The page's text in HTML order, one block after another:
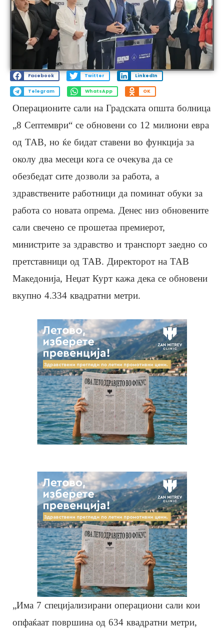
Facebook Twitter LinkedIn
Telegram WhatsApp OK
Операционите сали на Градската општа болница
„8 Септември“ се обновени со 12 милиони евра
од ТАВ, но ќе бидат ставени во функција за
околу два месеци кога се очекува да се
обезбедат сите дозволи за работа, а
здравствените работници да поминат обуки за
работа со новата опрема. Денес низ обновените
сали свечено се прошетаа премиерот,
министрите за здравство и транспорт заедно со
претставници од ТАВ. Директорот на ТАВ
Македонија, Неџат Курт кажа дека се обновени
вкупно 4.334 квадратни метри.
„Има 7 специјализирани операциони сали кои
опфаќаат површина од 634 квадратни метри,